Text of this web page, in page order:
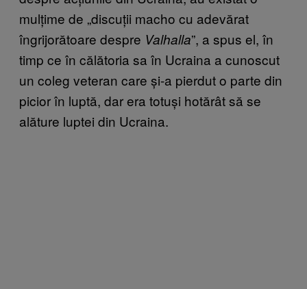
mulțime de „discuții macho cu adevărat
îngrijorătoare despre Valhalla”, a spus el, în
timp ce în călătoria sa în Ucraina a cunoscut
un coleg veteran care și-a pierdut o parte din
picior în luptă, dar era totuși hotărât să se
alăture luptei din Ucraina.